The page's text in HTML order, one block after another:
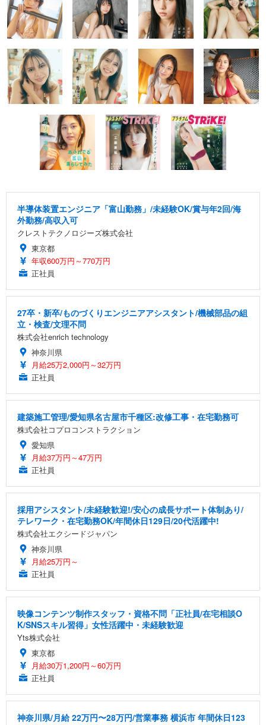
半導体装置エンジニア「富山勤務」/未経験OK/賞与年2回/海
外勤務/高収入可
クレストテクノロジーズ株式会社
東京都
年収600万円～770万円
正社員
27卒・新卒/ものづくりエンジニアアシスタント/機械部品の組
立・検査/文理不問
株式会社enrich technology
神奈川県
月給25万2,000円～32万円
正社員
建築施工管理/愛知県名古屋市千種区:改修工事・在宅勤務可
株式会社コプロコンストラクション
愛知県
月給37万円～47万円
正社員
採用アシスタント/未経験歓迎!/安心の成長サポート体制あり/
テレワーク・在宅勤務OK/年間休日129日/20代活躍中!
株式会社エクシードジャパン
神奈川県
月給25万円～
正社員
映像コンテンツ制作スタッフ・資格不問「正社員/在宅相談O
K/SNSスキル習得」女性活躍中・未経験歓迎
Yts株式会社
東京都
月給30万1,200円～60万円
正社員
神奈川県/月給 22万円〜28万円/営業事務 横浜市 年間休日123